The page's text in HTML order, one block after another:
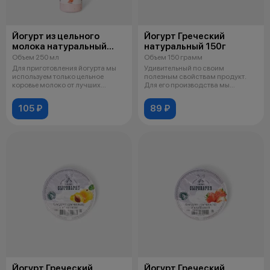
Йогурт из цельного
молока натуральный
с клубникой
Объем 250 мл
Для приготовления йогурта мы
используем только цельное
коровье молоко от лучших
105 ₽
Йогурт Греческий
натуральный 150г
Объем 150 грамм
Удивительный по своим
полезным свойствам продукт.
Для его производства мы
89 ₽